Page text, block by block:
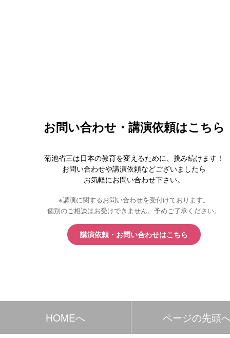
お問い合わせ・講演依頼はこちら
菊池省三は日本の教育を変えるために、挑み続けます！
お問い合わせや講演依頼などございましたら
お気軽にお問い合わせ下さい。
※講演に関するお問い合わせを受付けております。
個別のご相談はお受けできません。予めご了承ください。
講演依頼・お問い合わせはこちら
HOMEへ ページの先頭